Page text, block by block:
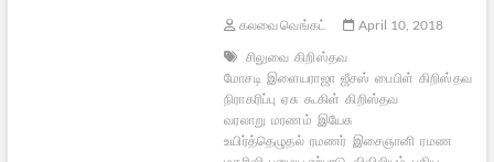
கலவை வெங்கட்
April 10, 2018
சிலுவை கிறிஸ்தவ
மோசடி இளையராஜா ஜீசஸ் பைபிள் கிறிஸ்தவமத
நிராகரிப்பு ஏசு கூகிள் கிறிஸ்தவ
வரலாறு மரணம் இயேசு
உயிர்த்தெழுதல் ரமணர் இசைஞானி ரமண